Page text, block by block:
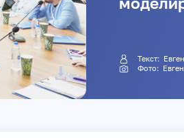
Текст:
Фото: